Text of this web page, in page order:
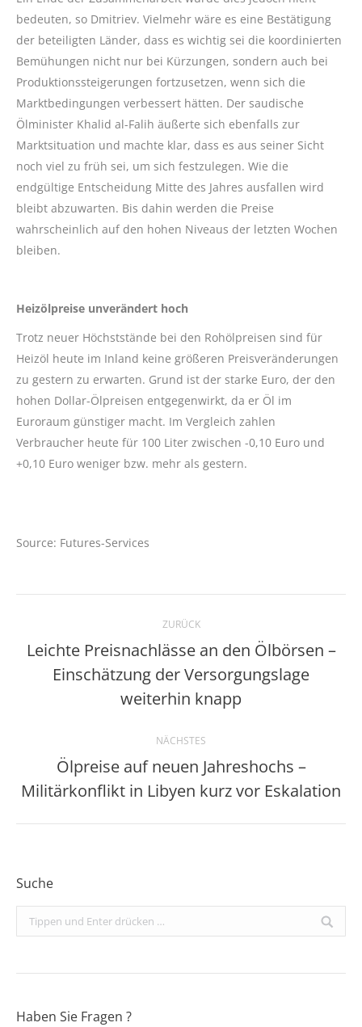
bedeuten, so Dmitriev. Vielmehr wäre es eine Bestätigung
der beteiligten Länder, dass es wichtig sei die koordinierten
Bemühungen nicht nur bei Kürzungen, sondern auch bei
Produktionssteigerungen fortzusetzen, wenn sich die
Marktbedingungen verbessert hätten. Der saudische
Ölminister Khalid al-Falih äußerte sich ebenfalls zur
Marktsituation und machte klar, dass es aus seiner Sicht
noch viel zu früh sei, um sich festzulegen. Wie die
endgültige Entscheidung Mitte des Jahres ausfallen wird
bleibt abzuwarten. Bis dahin werden die Preise
wahrscheinlich auf den hohen Niveaus der letzten Wochen
bleiben.
Heizölpreise unverändert hoch
Trotz neuer Höchststände bei den Rohölpreisen sind für
Heizöl heute im Inland keine größeren Preisveränderungen
zu gestern zu erwarten. Grund ist der starke Euro, der den
hohen Dollar-Ölpreisen entgegenwirkt, da er Öl im
Euroraum günstiger macht. Im Vergleich zahlen
Verbraucher heute für 100 Liter zwischen -0,10 Euro und
+0,10 Euro weniger bzw. mehr als gestern.
Source: Futures-Services
Kommentarnavigation
ZURÜCK
Vorheriger
Beitrag:
Leichte Preisnachlässe an den Ölbörsen –
Einschätzung der Versorgungslage
weiterhin knapp
NÄCHSTES
Nächster
Beitrag:
Ölpreise auf neuen Jahreshochs –
Militärkonflikt in Libyen kurz vor Eskalation
Suche
Search:
Haben Sie Fragen ?